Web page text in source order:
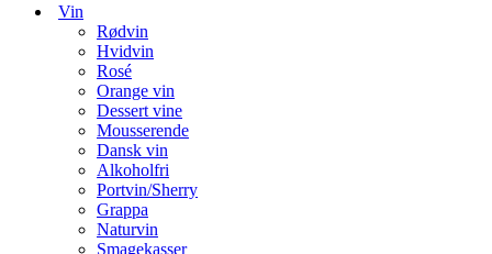
Vin
Rødvin
Hvidvin
Rosé
Orange vin
Dessert vine
Mousserende
Dansk vin
Alkoholfri
Portvin/Sherry
Grappa
Naturvin
Smagekasser